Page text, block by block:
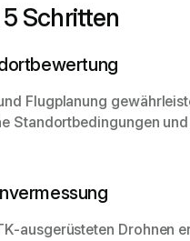
Schritten
Flugplanung
Standortbedingungen
ausgerüsteten Drohnen